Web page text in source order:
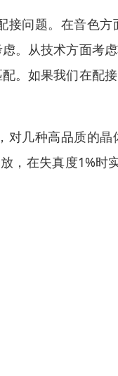
问题。在音色
。从技术方面考
。如果我们在配
几种高品质的
，在失真度1%时